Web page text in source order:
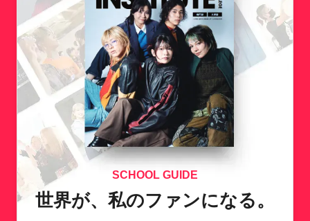
SCHOOL GUIDE
世界が、私のファンになる。